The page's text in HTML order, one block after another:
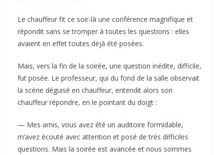
Le chauffeur fit ce soir-là une conférence magnifique et
répondit sans se tromper à toutes les questions : elles
avaient en effet toutes déjà été posées.
Mais, vers la fin de la soirée, une question inédite, difficile,
fut posée. Le professeur, qui du fond de la salle observait
la scène déguisé en chauffeur, entendit alors son
chauffeur répondre, en le pointant du doigt :
— Mes amis, vous avez été un auditoire formidable,
m’avez écouté avec attention et posé de très difficiles
questions. Mais la soirée est avancée et nous sommes